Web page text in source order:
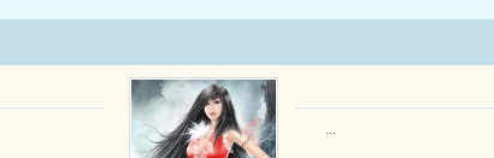
...